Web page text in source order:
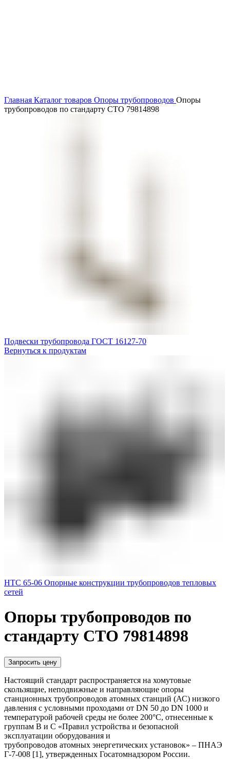
Главная Каталог товаров Опоры трубопроводов Опоры
трубопроводов по стандарту СТО 79814898
Подвески трубопровода ГОСТ 16127-70
Вернуться к продуктам
НТС 65-06 Опорные конструкции трубопроводов тепловых
сетей
Опоры трубопроводов по
стандарту СТО 79814898
Запросить цену
Настоящий стандарт распространяется на хомутовые
скользящие, неподвижные и направляющие опоры
станционных трубопроводов атомных станций (АС) низкого
давления с условными проходами от DN 50 до DN 1000 и
температурой рабочей среды не более 200°С, отнесенные к
группам В и С «Правил устройства и безопасной
эксплуатации оборудования и
трубопроводов атомных энергетических установок» – ПНАЭ
Г-7-008 [1], утвержденных Госатомнадзором России.